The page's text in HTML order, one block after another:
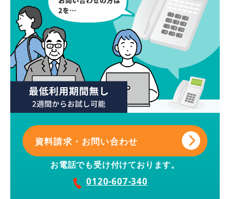
資料請求・お問い合わせ
お電話でも受け付けております。
0120-607-340